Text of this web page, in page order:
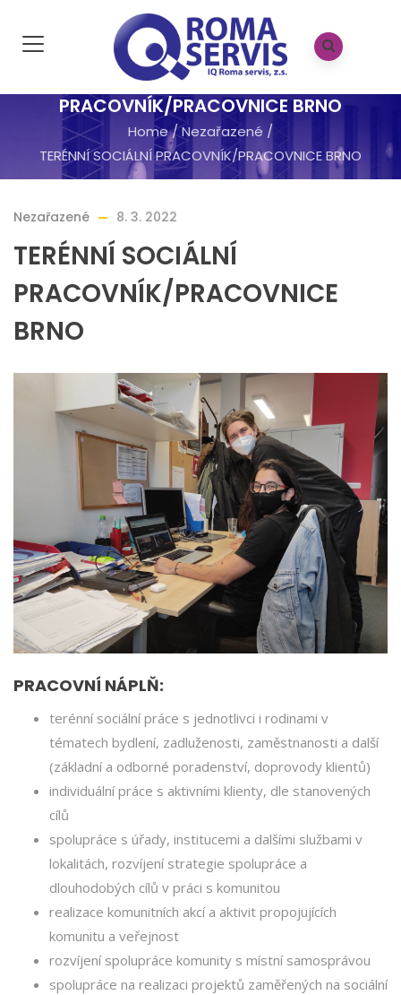
TERÉNNÍ SOCIÁLNÍ
PRACOVNÍK/PRACOVNICE BRNO
Home/Nezařazené /
TERÉNNÍ SOCIÁLNÍ PRACOVNÍK/PRACOVNICE BRNO
Nezařazené 8. 3. 2022
TERÉNNÍ SOCIÁLNÍ
PRACOVNÍK/PRACOVNICE
BRNO
PRACOVNÍ NÁPLŇ:
terénní sociální práce s jednotlivci i rodinami v
tématech bydlení, zadluženosti, zaměstnanosti a další
(základní a odborné poradenství, doprovody klientů)
individuální práce s aktivními klienty, dle stanovených
cílů
spolupráce s úřady, institucemi a dalšími službami v
lokalitách, rozvíjení strategie spolupráce a
dlouhodobých cílů v práci s komunitou
realizace komunitních akcí a aktivit propojujících
komunitu a veřejnost
rozvíjení spolupráce komunity s místní samosprávou
spolupráce na realizaci projektů zaměřených na sociální